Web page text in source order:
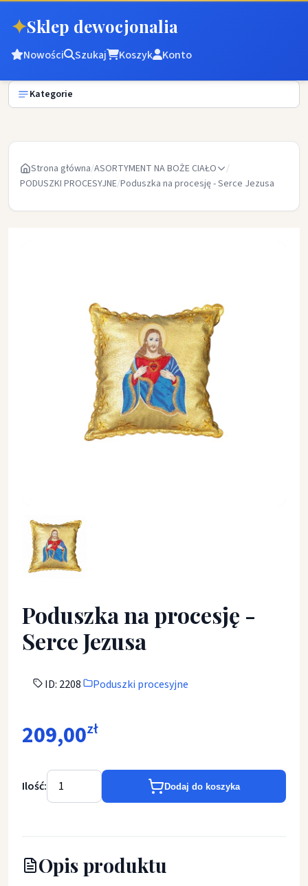
✦Sklep dewocjonalia
Nowości Szukaj Koszyk Konto
Kategorie
Strona główna/ASORTYMENT NA BOŻE CIAŁO
/
PODUSZKI PROCESYJNE/Poduszka na procesję - Serce Jezusa
Poduszka na procesję -
Serce Jezusa
ID: 2208 Poduszki procesyjne
209,00zł
Ilość: Dodaj do koszyka
Opis produktu